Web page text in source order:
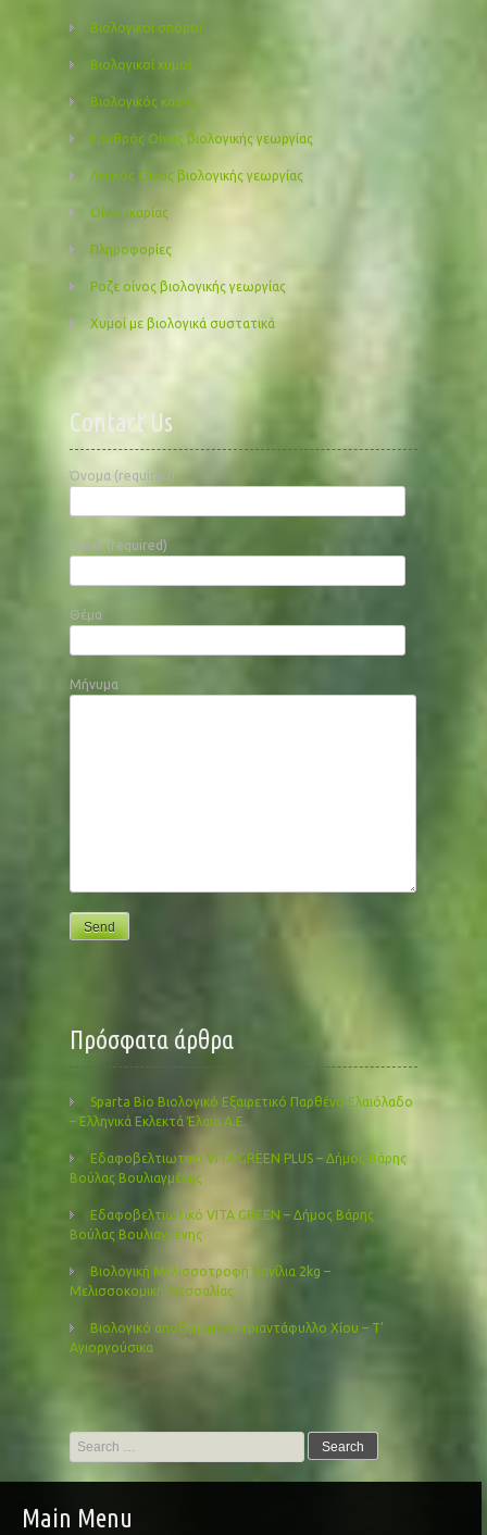
Βιολογικοί σπόροι
Βιολογικοί χυμοί
Βιολογικός καφές
Ερυθρός Οίνος βιολογικής γεωργίας
Λευκός Οίνος βιολογικής γεωργίας
Οίνοι Ικαρίας
Πληροφορίες
Ροζε οίνος βιολογικής γεωργίας
Χυμοί με βιολογικά συστατικά
Contact Us
Όνομα (required)
Email (required)
Θέμα
Μήνυμα
Πρόσφατα άρθρα
Sparta Bio Βιολογικό Εξαιρετικό Παρθένο Ελαιόλαδο
– Ελληνικά Εκλεκτά Έλαια Α.Ε.
Εδαφοβελτιωτικό VITA GREEN PLUS – Δήμος Βάρης
Βούλας Βουλιαγμένης
Εδαφοβελτιωτικό VITA GREEN – Δήμος Βάρης
Βούλας Βουλιαγμένης
Βιολογική Μελισσοτροφή Βανίλια 2kg –
Μελισσοκομική Θεσσαλίας
Βιολογικό αποξηραμένο τριαντάφυλλο Χίου – Τ’
Αγιοργούσικα
Search
for:
Main Menu